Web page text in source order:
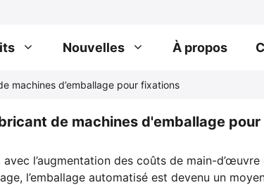
Nouvelles À propos
machines d’emballage pour fixations
de machines d'emballage
l’augmentation des coûts de main-
l’emballage automatisé est devenu un